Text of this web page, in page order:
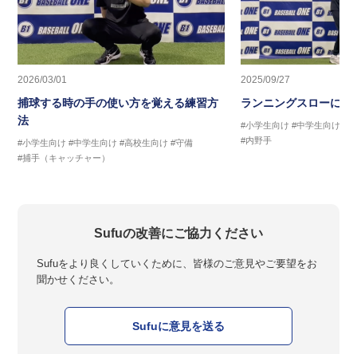
2026/03/01
捕球する時の手の使い方を覚える練習方
法
#小学生向け #中学生向け #高校生向け #守備
#捕手（キャッチャー）
2025/09/27
ランニングスローに繋
#小学生向け #中学生向け
#内野手
Sufuの改善にご協力ください
Sufuをより良くしていくために、皆様のご意見やご要望をお
聞かせください。
Sufuに意見を送る